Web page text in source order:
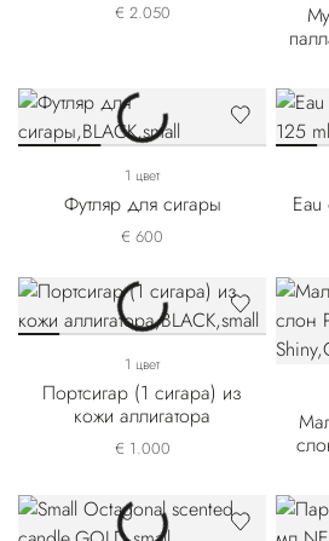
€ 2.050
1 цвет
Футляр для сигары
€ 600
1 цвет
Портсигар (1 сигара) из
кожи аллигатора
€ 1.000